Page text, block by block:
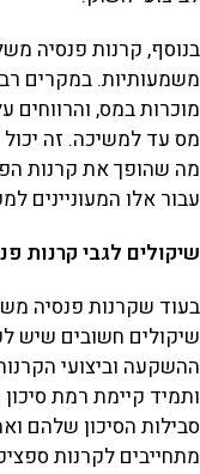
בנוסף, קרנות פנסיה
משמעותיות. במקרים
מוכרות במס,
מס עד למשיכה. זה יכול
מה שהופך את קרנות
עבור אלו המעוניינים
שיקולים לגבי קרנות
בעוד שקרנות פנסיה
שיקולים חשובים שיש
ההשקעה וביצועי
ותמיד קיימת רמת
סבילות הסיכון שלהם
מתחייבים לקרנות